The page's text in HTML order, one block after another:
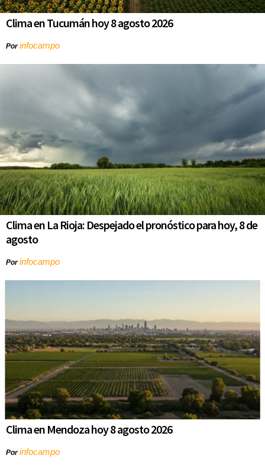
Clima en Tucumán hoy 8 agosto 2026
Porinfocampo
Clima en La Rioja: Despejado el pronóstico para hoy, 8 de
agosto
Porinfocampo
Clima en Mendoza hoy 8 agosto 2026
Porinfocampo